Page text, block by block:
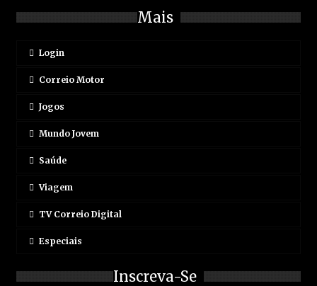
Mais
Login
Correio Motor
Jogos
Mundo Jovem
Saúde
Viagem
TV Correio Digital
Especiais
Inscreva-Se